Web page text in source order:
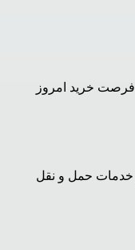
فرصت خرید امروز
خدمات حمل و نقل